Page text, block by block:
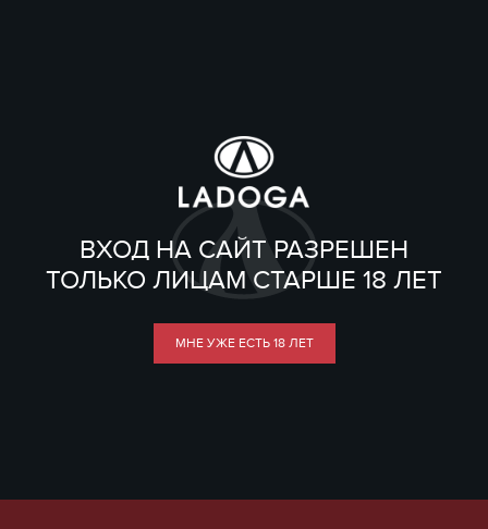
ВХОД НА САЙТ РАЗРЕШЕН
ТОЛЬКО ЛИЦАМ СТАРШЕ 18 ЛЕТ
МНЕ УЖЕ ЕСТЬ 18 ЛЕТ